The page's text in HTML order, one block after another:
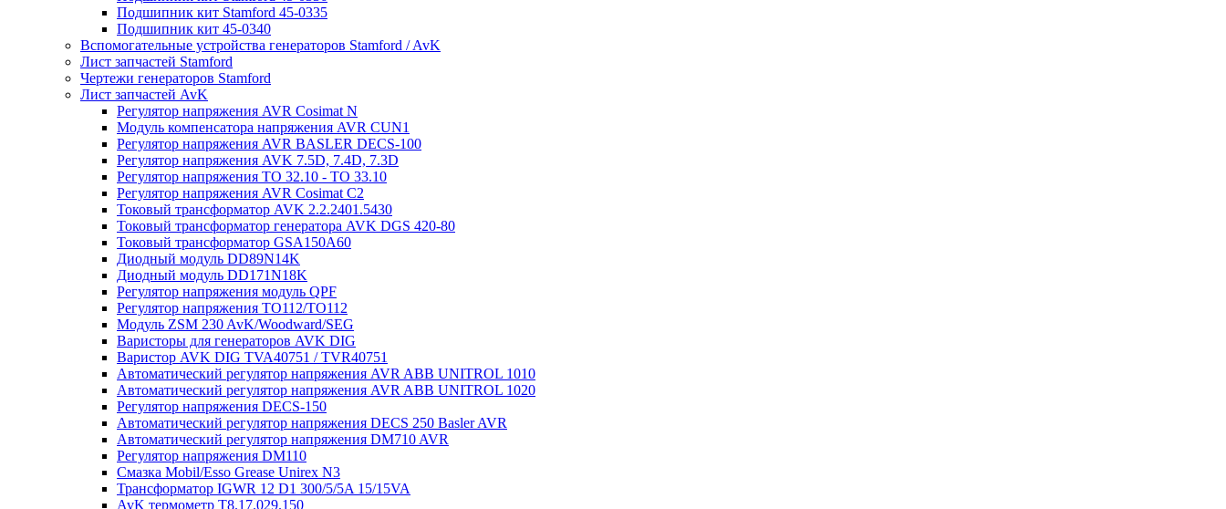
Подшипник кит Stamford 45-0335
Подшипник кит 45-0340
Вспомогательные устройства генераторов Stamford / AvK
Лист запчастей Stamford
Чертежи генераторов Stamford
Лист запчастей AvK
Регулятор напряжения AVR Cosimat N
Модуль компенсатора напряжения AVR CUN1
Регулятор напряжения AVR BASLER DECS-100
Регулятор напряжения AVK 7.5D, 7.4D, 7.3D
Регулятор напряжения TO 32.10 - TO 33.10
Регулятор напряжения AVR Cosimat C2
Токовый трансформатор AVK 2.2.2401.5430
Токовый трансформатор генератора AVK DGS 420-80
Токовый трансформатор GSA150A60
Диодный модуль DD89N14K
Диодный модуль DD171N18K
Регулятор напряжения модуль QPF
Регулятор напряжения ТО112/TO112
Модуль ZSM 230 AvK/Woodward/SEG
Варисторы для генераторов AVK DIG
Варистор AVK DIG TVA40751 / TVR40751
Автоматический регулятор напряжения AVR ABB UNITROL 1010
Автоматический регулятор напряжения AVR ABB UNITROL 1020
Регулятор напряжения DECS-150
Автоматический регулятор напряжения DECS 250 Basler AVR
Автоматический регулятор напряжения DM710 AVR
Регулятор напряжения DM110
Смазка Mobil/Esso Grease Unirex N3
Трансформатор IGWR 12 D1 300/5/5A 15/15VA
AvK термометр T8.17.029.150